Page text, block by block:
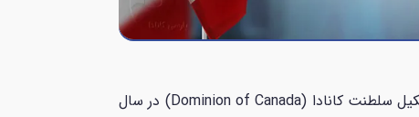
حزب لیبرال کانادا (Liberal Party of Canada)، حزبی میانه‌رو است که یکی از اصلی‌ترین احزاب این کشور از زمان تشکیل سلطنت کانادا (Dominion of Canada) در سال